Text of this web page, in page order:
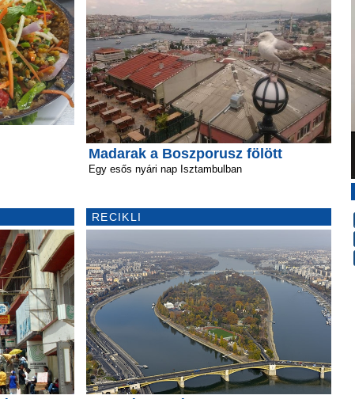
Madarak a Boszporusz fölött
Egy esős nyári nap Isztambulban
RECIKLI